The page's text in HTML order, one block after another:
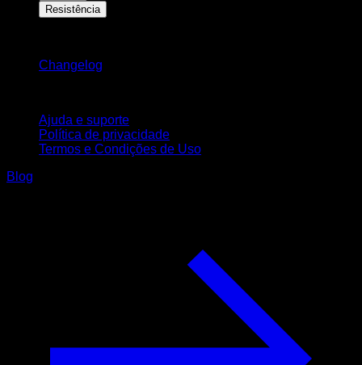
Resistência
Changelog
Ajuda e suporte
Política de privacidade
Termos e Condições de Uso
Blog